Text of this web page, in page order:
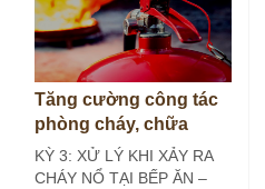
Tăng cường công tác
phòng cháy, chữa
cháy tại bếp ăn công
nghiệp (Kỳ 3)
KỲ 3: XỬ LÝ KHI XẢY RA
CHÁY NỔ TẠI BẾP ĂN –